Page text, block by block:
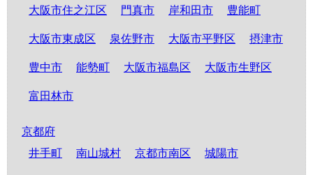
大阪市住之江区 門真市 岸和田市 豊能町
大阪市東成区 泉佐野市 大阪市平野区 摂津市
豊中市 能勢町 大阪市福島区 大阪市生野区
富田林市
京都府
井手町
南山城村 京都市南区 城陽市